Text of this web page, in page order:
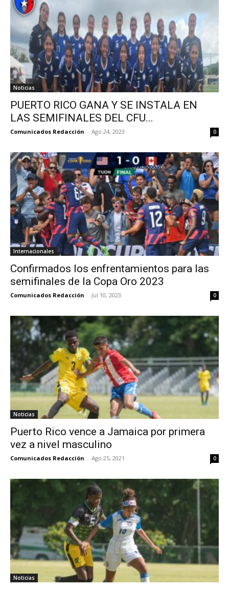
Noticias
PUERTO RICO GANA Y SE INSTALA EN
LAS SEMIFINALES DEL CFU...
Comunicados Redacción - Ago 24, 2023 0
Internacionales
Confirmados los enfrentamientos para las
semifinales de la Copa Oro 2023
Comunicados Redacción - Jul 10, 2023 0
Noticias
Puerto Rico vence a Jamaica por primera
vez a nivel masculino
Comunicados Redacción - Ago 25, 2021 0
Noticias